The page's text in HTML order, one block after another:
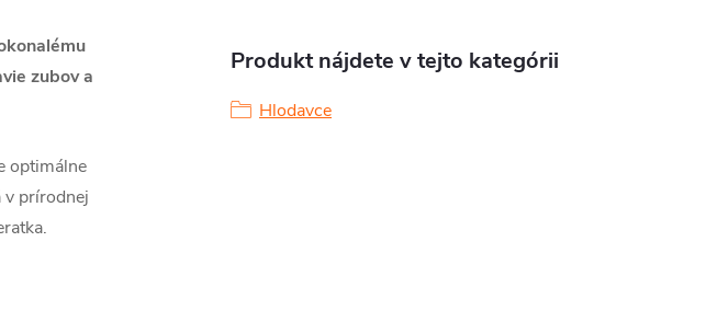
zubov a
optimálne
v prírodnej
Produkt nájdete v tejto kategórii
Hlodavce